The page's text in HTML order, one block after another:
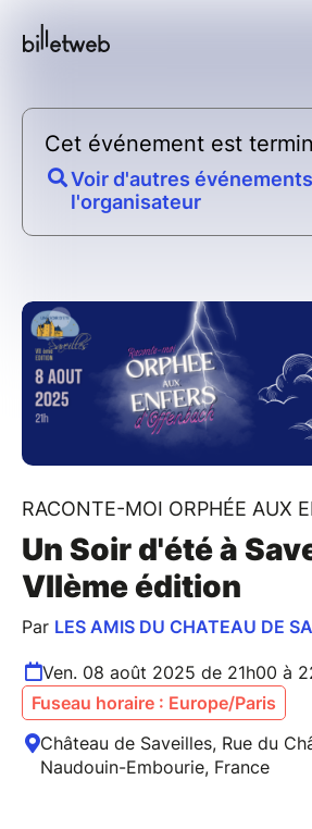
Cet événement est
Voir d'autres
l'organisateur
RACONTE-MOI ORPHÉE AUX
Un Soir d'été à
VIIème édition
Par LES AMIS DU CHATEAU DE
Ven. 08 août 2025 de 21h00 à
Fuseau horaire : Europe/Paris
Château de Saveilles, Rue du
Naudouin-Embourie, France